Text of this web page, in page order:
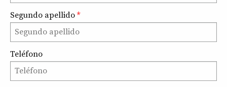
Segundo apellido *
Teléfono